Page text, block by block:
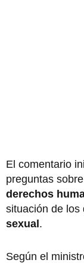
El comentario
preguntas
derechos
situación de los
sexual.
Según el